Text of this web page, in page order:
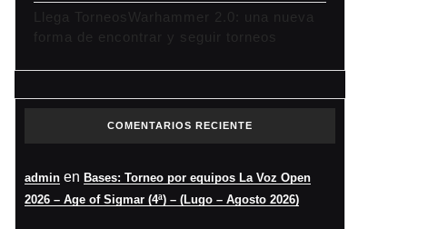
Llega TorneosWarhammer 2.0: una nueva
forma de encontrar y seguir torneos
COMENTARIOS RECIENTE
admin en Bases: Torneo por equipos La Voz Open
2026 – Age of Sigmar (4ª) – (Lugo – Agosto 2026)